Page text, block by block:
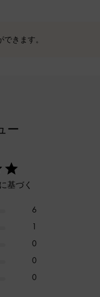
きます。
ー
基づく
6
1
0
0
0